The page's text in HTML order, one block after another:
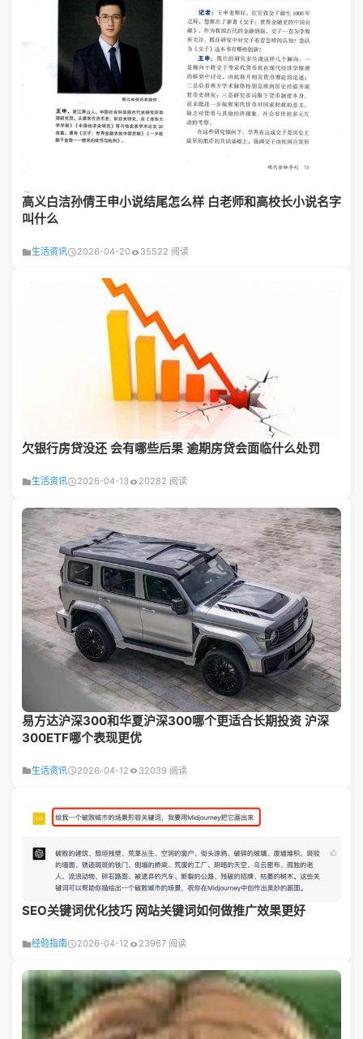
高义白洁孙倩王申小说结尾怎么样 白老师和高校长小说名字
叫什么
生活资讯 2026-04-20 35522 阅读
欠银行房贷没还 会有哪些后果 逾期房贷会面临什么处罚
生活资讯 2026-04-13 20282 阅读
易方达沪深300和华夏沪深300哪个更适合长期投资 沪深
300ETF哪个表现更优
生活资讯 2026-04-12 32039 阅读
SEO关键词优化技巧 网站关键词如何做推广效果更好
经验指南 2026-04-12 23967 阅读